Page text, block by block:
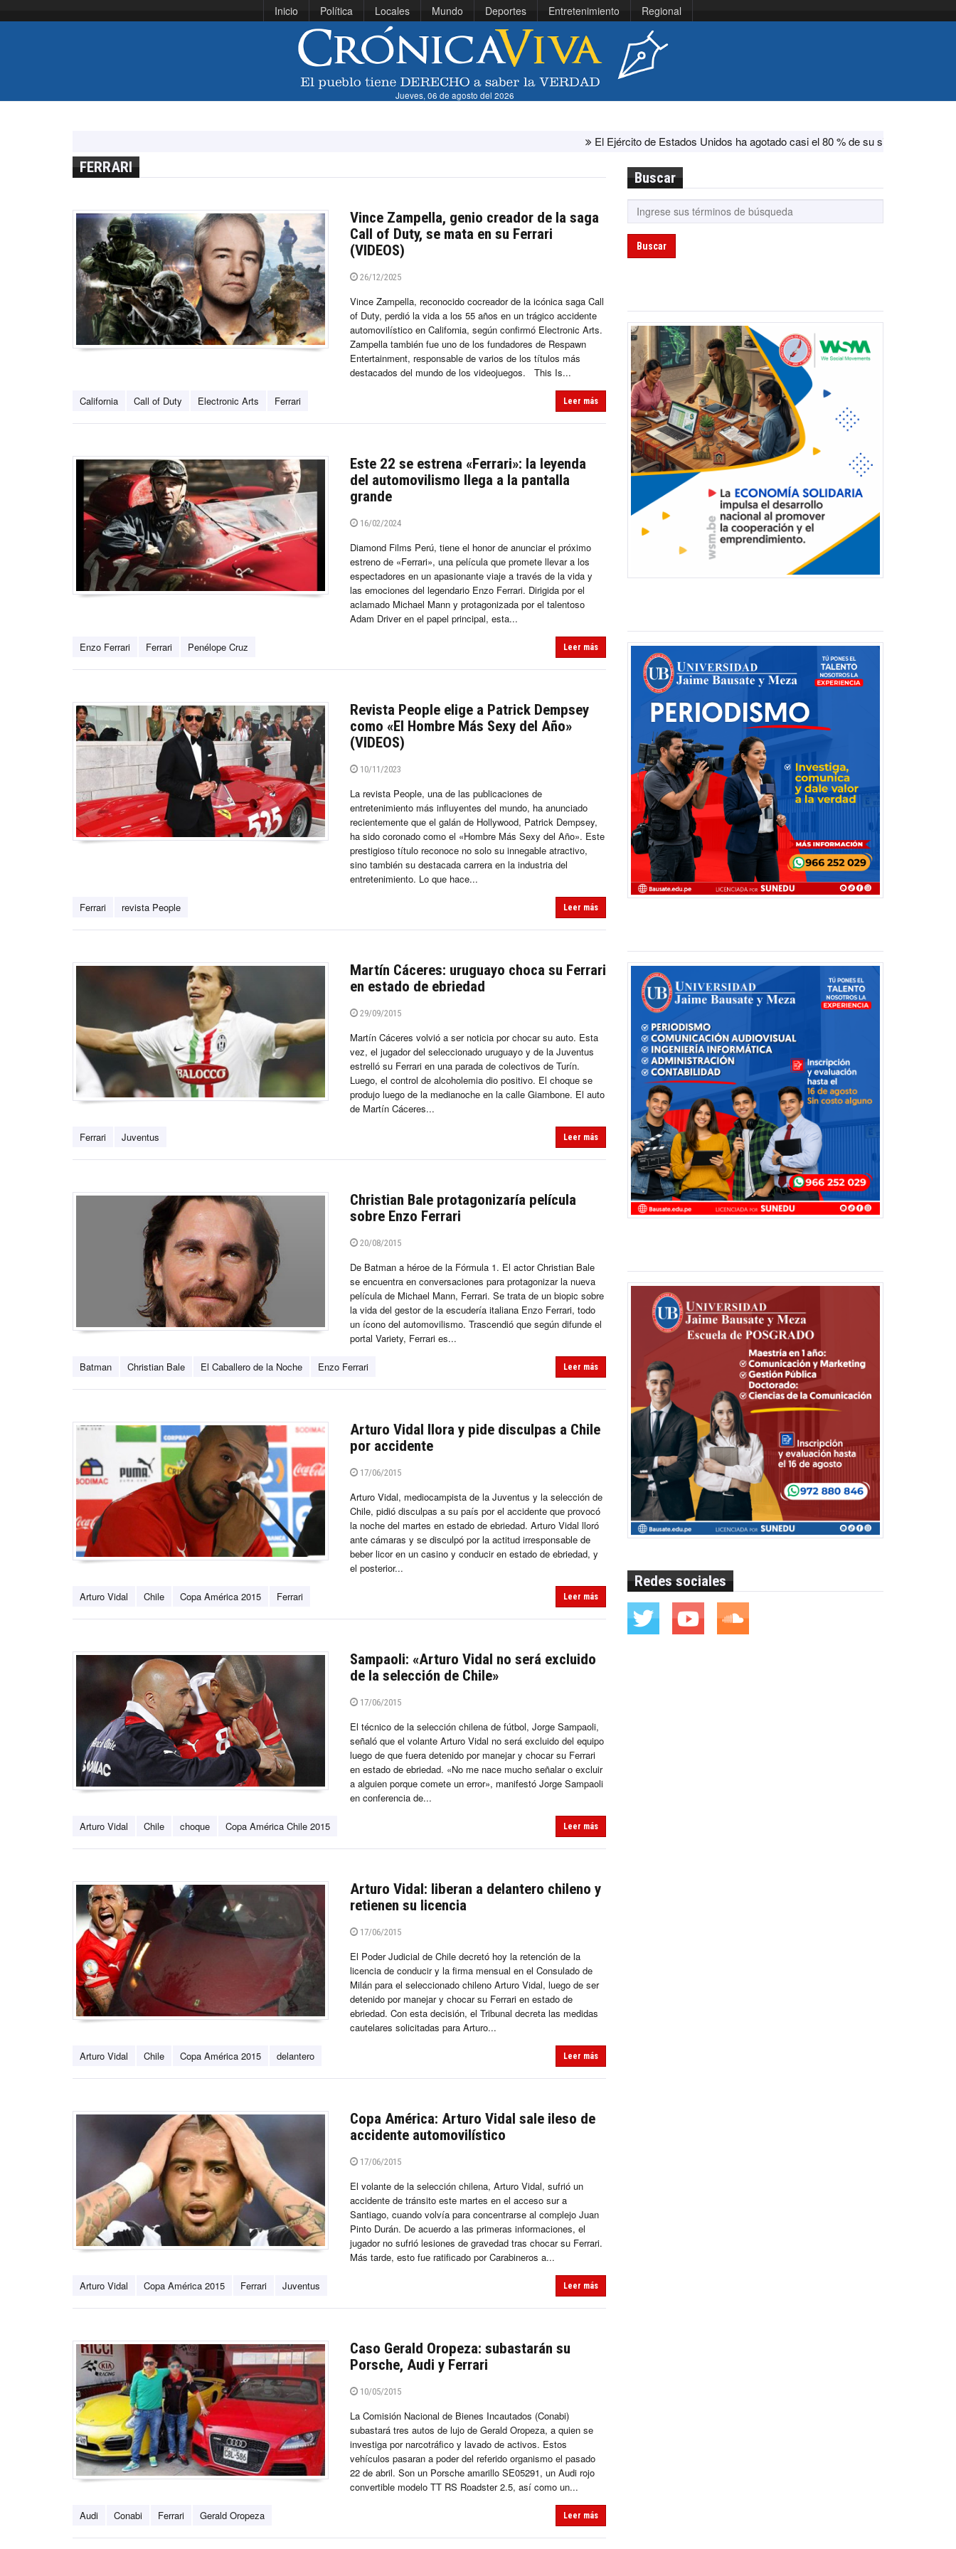
Inicio Política Locales Mundo Deportes Entretenimiento Regional
Jueves, 06 de agosto del 2026
El Ejército de Estados Unidos ha agotado casi el 80 % de su sistema antimisiles, según CNN
FERRARI
Vince Zampella, genio creador de la saga
Call of Duty, se mata en su Ferrari
(VIDEOS)
26/12/2025
Vince Zampella, reconocido cocreador de la icónica saga Call
of Duty, perdió la vida a los 55 años en un trágico accidente
automovilístico en California, según confirmó Electronic Arts.
Zampella también fue uno de los fundadores de Respawn
Entertainment, responsable de varios de los títulos más
destacados del mundo de los videojuegos. This Is...
California Call of Duty Electronic Arts Ferrari Leer más
Este 22 se estrena «Ferrari»: la leyenda
del automovilismo llega a la pantalla
grande
16/02/2024
Diamond Films Perú, tiene el honor de anunciar el próximo
estreno de «Ferrari», una película que promete llevar a los
espectadores en un apasionante viaje a través de la vida y
las emociones del legendario Enzo Ferrari. Dirigida por el
aclamado Michael Mann y protagonizada por el talentoso
Adam Driver en el papel principal, esta...
Enzo Ferrari Ferrari Penélope Cruz Leer más
Revista People elige a Patrick Dempsey
como «El Hombre Más Sexy del Año»
(VIDEOS)
10/11/2023
La revista People, una de las publicaciones de
entretenimiento más influyentes del mundo, ha anunciado
recientemente que el galán de Hollywood, Patrick Dempsey,
ha sido coronado como el «Hombre Más Sexy del Año». Este
prestigioso título reconoce no solo su innegable atractivo,
sino también su destacada carrera en la industria del
entretenimiento. Lo que hace...
Ferrari revista People Leer más
Martín Cáceres: uruguayo choca su Ferrari
en estado de ebriedad
29/09/2015
Martín Cáceres volvió a ser noticia por chocar su auto. Esta
vez, el jugador del seleccionado uruguayo y de la Juventus
estrelló su Ferrari en una parada de colectivos de Turín.
Luego, el control de alcoholemia dio positivo. El choque se
produjo luego de la medianoche en la calle Giambone. El auto
de Martín Cáceres...
Ferrari Juventus Leer más
Christian Bale protagonizaría película
sobre Enzo Ferrari
20/08/2015
De Batman a héroe de la Fórmula 1. El actor Christian Bale
se encuentra en conversaciones para protagonizar la nueva
película de Michael Mann, Ferrari. Se trata de un biopic sobre
la vida del gestor de la escudería italiana Enzo Ferrari, todo
un ícono del automovilismo. Trascendió que según difunde el
portal Variety, Ferrari es...
Batman Christian Bale El Caballero de la Noche Enzo Ferrari Leer más
Arturo Vidal llora y pide disculpas a Chile
por accidente
17/06/2015
Arturo Vidal, mediocampista de la Juventus y la selección de
Chile, pidió disculpas a su país por el accidente que provocó
la noche del martes en estado de ebriedad. Arturo Vidal lloró
ante cámaras y se disculpó por la actitud irresponsable de
beber licor en un casino y conducir en estado de ebriedad, y
el posterior...
Arturo Vidal Chile Copa América 2015 Ferrari Leer más
Sampaoli: «Arturo Vidal no será excluido
de la selección de Chile»
17/06/2015
El técnico de la selección chilena de fútbol, Jorge Sampaoli,
señaló que el volante Arturo Vidal no será excluido del equipo
luego de que fuera detenido por manejar y chocar su Ferrari
en estado de ebriedad. «No me nace mucho señalar o excluir
a alguien porque comete un error», manifestó Jorge Sampaoli
en conferencia de...
Arturo Vidal Chile choque Copa América Chile 2015 Leer más
Arturo Vidal: liberan a delantero chileno y
retienen su licencia
17/06/2015
El Poder Judicial de Chile decretó hoy la retención de la
licencia de conducir y la firma mensual en el Consulado de
Milán para el seleccionado chileno Arturo Vidal, luego de ser
detenido por manejar y chocar su Ferrari en estado de
ebriedad. Con esta decisión, el Tribunal decreta las medidas
cautelares solicitadas para Arturo...
Arturo Vidal Chile Copa América 2015 delantero Leer más
Copa América: Arturo Vidal sale ileso de
accidente automovilístico
17/06/2015
El volante de la selección chilena, Arturo Vidal, sufrió un
accidente de tránsito este martes en el acceso sur a
Santiago, cuando volvía para concentrarse al complejo Juan
Pinto Durán. De acuerdo a las primeras informaciones, el
jugador no sufrió lesiones de gravedad tras chocar su Ferrari.
Más tarde, esto fue ratificado por Carabineros a...
Arturo Vidal Copa América 2015 Ferrari Juventus Leer más
Caso Gerald Oropeza: subastarán su
Porsche, Audi y Ferrari
10/05/2015
La Comisión Nacional de Bienes Incautados (Conabi)
subastará tres autos de lujo de Gerald Oropeza, a quien se
investiga por narcotráfico y lavado de activos. Estos
vehículos pasaran a poder del referido organismo el pasado
22 de abril. Son un Porsche amarillo SE05291, un Audi rojo
convertible modelo TT RS Roadster 2.5, así como un...
Audi Conabi Ferrari Gerald Oropeza Leer más
Buscar
Buscar
Redes sociales